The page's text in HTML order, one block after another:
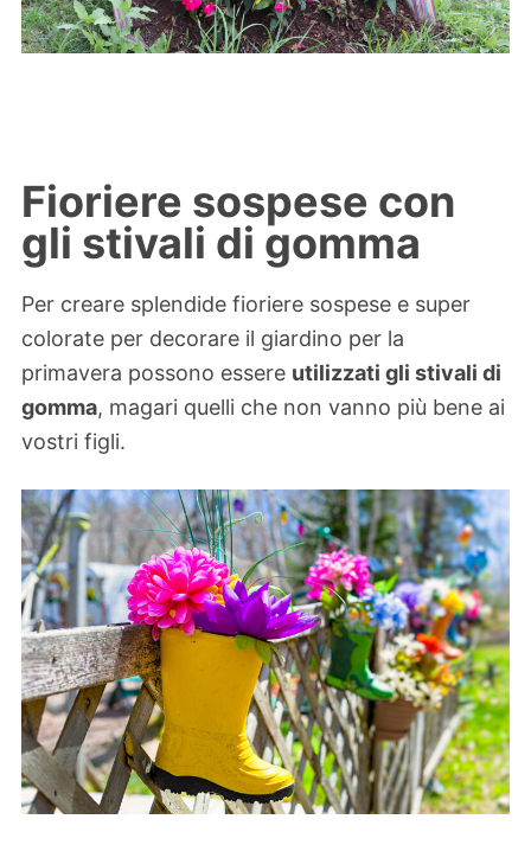
Fioriere sospese con
gli stivali di gomma
Per creare splendide fioriere sospese e super
colorate per decorare il giardino per la
primavera possono essere utilizzati gli stivali di
gomma, magari quelli che non vanno più bene ai
vostri figli.